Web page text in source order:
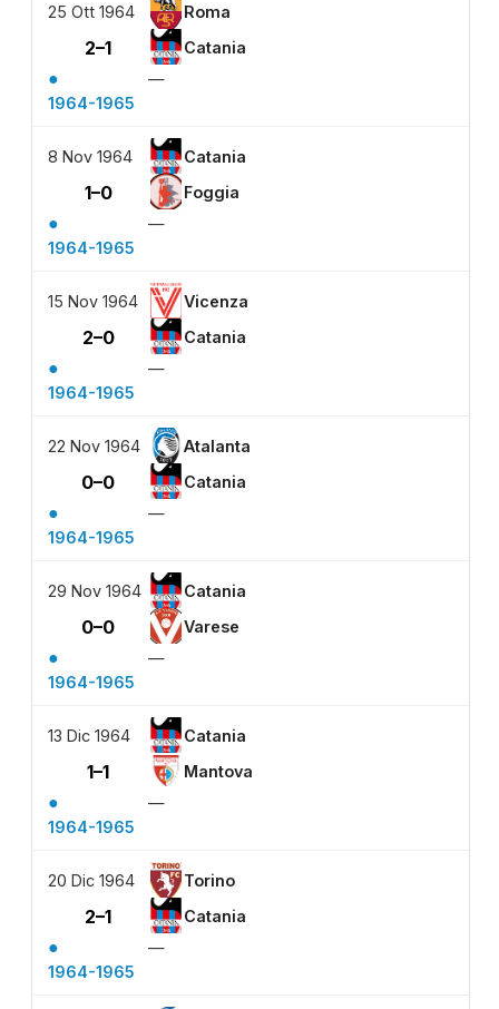
25 Ott 1964 Roma
2–1 Catania
●
—
1964-1965
8 Nov 1964 Catania
1–0 Foggia
●
—
1964-1965
15 Nov 1964 Vicenza
2–0 Catania
●
—
1964-1965
22 Nov 1964 Atalanta
0–0 Catania
●
—
1964-1965
29 Nov 1964 Catania
0–0 Varese
●
—
1964-1965
13 Dic 1964 Catania
1–1 Mantova
●
—
1964-1965
20 Dic 1964 Torino
2–1 Catania
●
—
1964-1965